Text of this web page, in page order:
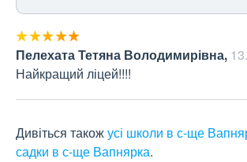
Пелехата Тетяна Володимирівна,
Найкращий ліцей!!!!
Дивіться такожусі школи в с-ще
садки в с-ще Вапнярка.